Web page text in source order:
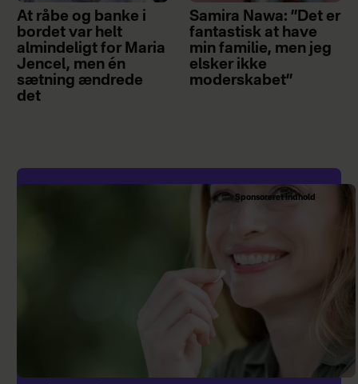
At råbe og banke i
bordet var helt
almindeligt for Maria
Jencel, men én
sætning ændrede
det
Samira Nawa: ”Det er
fantastisk at have
min familie, men jeg
elsker ikke
moderskabet”
Sponsoreret indhold